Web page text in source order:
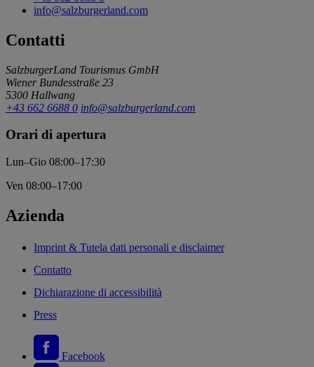
info@salzburgerland.com
Contatti
SalzburgerLand Tourismus GmbH
Wiener Bundesstraße 23
5300 Hallwang
+43 662 6688 0 info@salzburgerland.com
Orari di apertura
Lun–Gio 08:00–17:30
Ven 08:00–17:00
Azienda
Imprint & Tutela dati personali e disclaimer
Contatto
Dichiarazione di accessibilità
Press
Facebook